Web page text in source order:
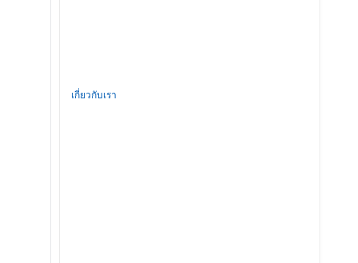
เกี่ยวกับเรา